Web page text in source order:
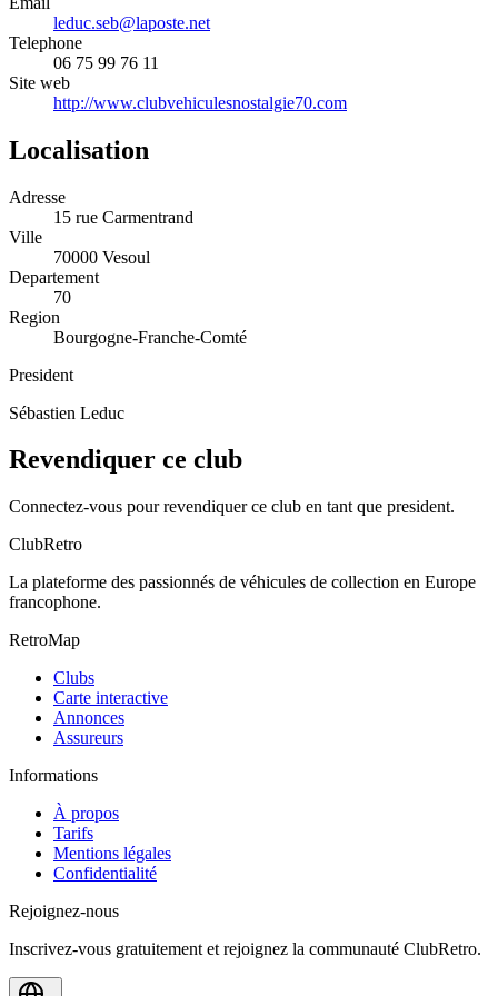
leduc.seb@laposte.net
Telephone
06 75 99 76 11
Site web
http://www.clubvehiculesnostalgie70.com
Localisation
Adresse
15 rue Carmentrand
Ville
70000 Vesoul
Departement
70
Region
Bourgogne-Franche-Comté
President
Sébastien Leduc
Revendiquer ce club
Connectez-vous pour revendiquer ce club en tant que president.
ClubRetro
La plateforme des passionnés de véhicules de collection en Europe
francophone.
RetroMap
Clubs
Carte interactive
Annonces
Assureurs
Informations
À propos
Tarifs
Mentions légales
Confidentialité
Rejoignez-nous
Inscrivez-vous gratuitement et rejoignez la communauté ClubRetro.